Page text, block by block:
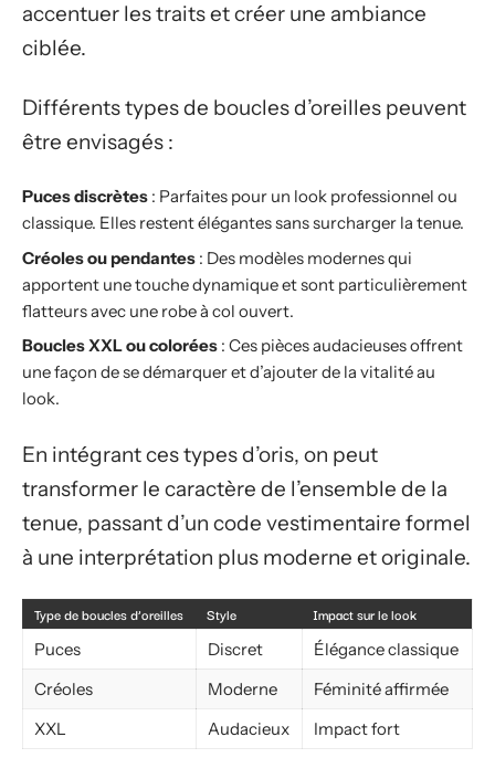
accentuer les traits et créer une ambiance
ciblée.
Différents types de boucles d’oreilles peuvent
être envisagés :
Puces discrètes : Parfaites pour un look professionnel ou
classique. Elles restent élégantes sans surcharger la tenue.
Créoles ou pendantes : Des modèles modernes qui
apportent une touche dynamique et sont particulièrement
flatteurs avec une robe à col ouvert.
Boucles XXL ou colorées : Ces pièces audacieuses offrent
une façon de se démarquer et d’ajouter de la vitalité au
look.
En intégrant ces types d’oris, on peut
transformer le caractère de l’ensemble de la
tenue, passant d’un code vestimentaire formel
à une interprétation plus moderne et originale.
Type de boucles d’oreilles Style
Impact sur le look
Puces
Discret
Élégance classique
Créoles
Moderne
Féminité affirmée
XXL
Audacieux Impact fort